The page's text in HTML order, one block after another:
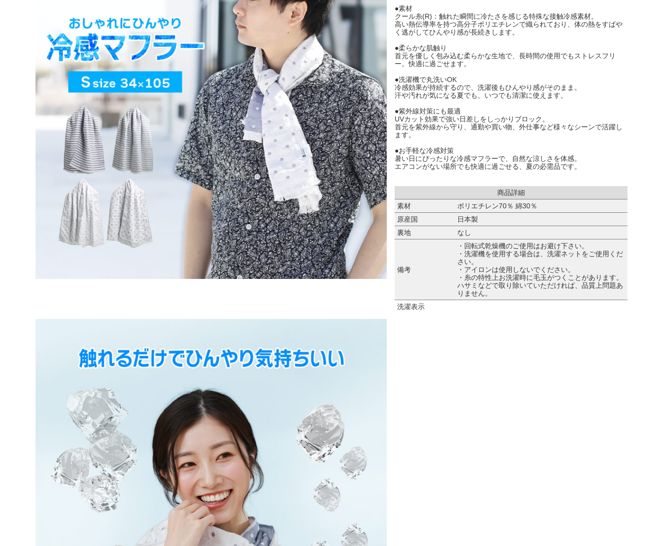
●素材
クール糸(R)：触れた瞬間に冷たさを感じる特殊な接触冷感素材。
高い熱伝導率を持つ高分子ポリエチレンで織られており、体の熱をすばや
く逃がしてひんやり感が長続きします。
●柔らかな肌触り
首元を優しく包み込む柔らかな生地で、長時間の使用でもストレスフリ
ー。快適に過ごせます。
●洗濯機で丸洗いOK
冷感効果が持続するので、洗濯後もひんやり感がそのまま。
汗や汚れが気になる夏でも、いつでも清潔に使えます。
●紫外線対策にも最適
UVカット効果で強い日差しをしっかりブロック。
首元を紫外線から守り、通勤や買い物、外仕事など様々なシーンで活躍し
ます。
●お手軽な冷感対策
暑い日にぴったりな冷感マフラーで、自然な涼しさを体感。
エアコンがない場所でも快適に過ごせる、夏の必需品です。
商品詳細
素材
ポリエチレン70％ 綿30％
原産国
日本製
裏地
なし
備考
・回転式乾燥機のご使用はお避け下さい。
・洗濯機を使用する場合は、洗濯ネットをご使用くだ
さい。
・アイロンは使用しないでください。
・糸の特性上お洗濯時に毛玉がつくことがあります。
ハサミなどで取り除いていただければ、品質上問題あ
りません。
洗濯表示